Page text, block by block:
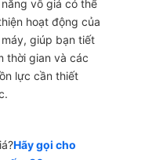
vô giá có thể
hoạt động của
máy, giúp bạn tiết
thời gian và các
lực cần thiết
Hãy gọi cho